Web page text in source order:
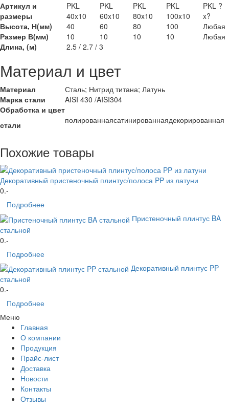
Артикул и
размеры
PKL
40x10
PKL
60x10
PKL
80x10
PKL
100x10
PKL ?
x?
Высота, Н(мм)
40 60 80 100
Любая
Размер В(мм)
10 10 10 10
Любая
Длина, (м)
2.5 / 2.7 / 3
Материал и цвет
Материал
Сталь; Нитрид титана; Латунь
Марка стали
AISI 430 /AISI304
Обработка и цвет
стали
полированнаясатинированнаядекорированная
Похожие товары
Декоративный пристеночный плинтус/полоса PP из латуни
0.-
Подробнее
Пристеночный плинтус BA
стальной
0.-
Подробнее
Декоративный плинтус PP
стальной
0.-
Подробнее
Меню
Главная
О компании
Продукция
Прайс-лист
Доставка
Новости
Контакты
Отзывы